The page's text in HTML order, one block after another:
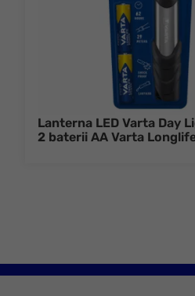
Lanterna LED Varta Day
2 baterii AA Varta